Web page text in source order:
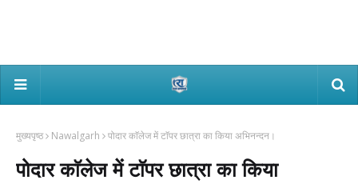
मुख्यपृष्ठ Nawalgarh पोदार काॅलेज में टाॅपर छात्रा का किया अभिनन्दन।
पोदार काॅलेज में टाॅपर छात्रा का किया